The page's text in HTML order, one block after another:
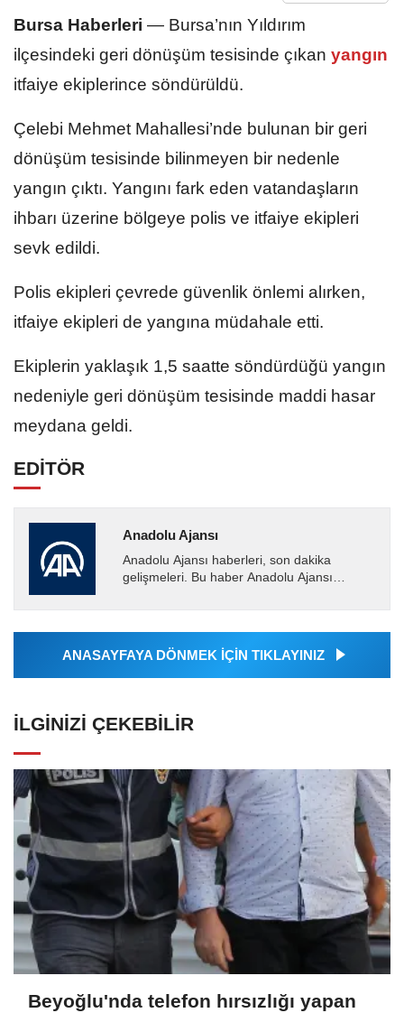
Bursa Haberleri — Bursa’nın Yıldırım
ilçesindeki geri dönüşüm tesisinde çıkan yangın
itfaiye ekiplerince söndürüldü.
Çelebi Mehmet Mahallesi’nde bulunan bir geri
dönüşüm tesisinde bilinmeyen bir nedenle
yangın çıktı. Yangını fark eden vatandaşların
ihbarı üzerine bölgeye polis ve itfaiye ekipleri
sevk edildi.
Polis ekipleri çevrede güvenlik önlemi alırken,
itfaiye ekipleri de yangına müdahale etti.
Ekiplerin yaklaşık 1,5 saatte söndürdüğü yangın
nedeniyle geri dönüşüm tesisinde maddi hasar
meydana geldi.
EDİTÖR
Anadolu Ajansı
Anadolu Ajansı haberleri, son dakika
gelişmeleri. Bu haber Anadolu Ajansı
tarafından geçilen tüm...
ANASAYFAYA DÖNMEK İÇİN TIKLAYINIZ
İLGINIZI ÇEKEBILIR
Beyoğlu'nda telefon hırsızlığı yapan